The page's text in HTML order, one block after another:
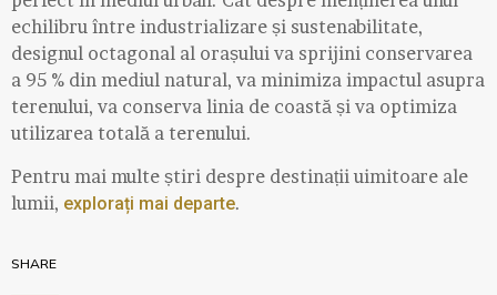
echilibru între industrializare și sustenabilitate,
designul octagonal al orașului va sprijini conservarea
a 95 % din mediul natural, va minimiza impactul asupra
terenului, va conserva linia de coastă și va optimiza
utilizarea totală a terenului.
Pentru mai multe știri despre destinații uimitoare ale
lumii, explorați mai departe.
SHARE